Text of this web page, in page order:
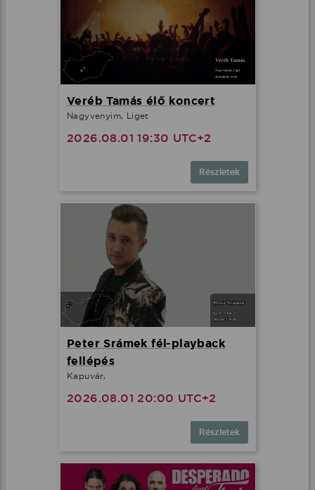
Veréb Tamás élő koncert
Nagyvenyim, Liget
2026.08.01 19:30 UTC+2
Részletek
Peter Srámek fél-playback
fellépés
Kapuvár,
2026.08.01 20:00 UTC+2
Részletek